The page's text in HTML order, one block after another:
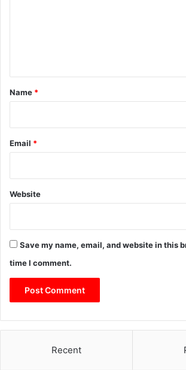
*
Name *
Email *
Website
Save my name, email, and website in this
time I comment.
Recent